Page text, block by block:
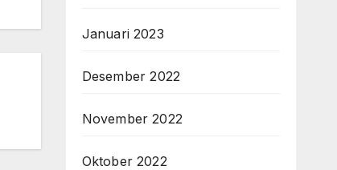
Januari 2023
Desember 2022
November 2022
Oktober 2022